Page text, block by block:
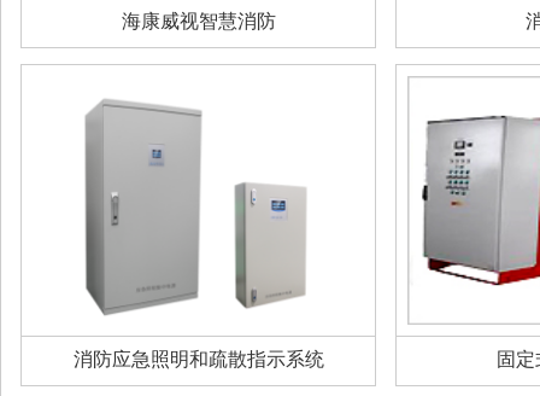
海康威视智慧消防
消防应急照明和疏散指示系统 固